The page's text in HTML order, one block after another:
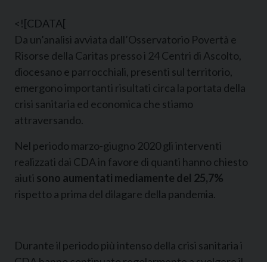
<![CDATA[
Da un’analisi avviata dall’Osservatorio Povertà e
Risorse della Caritas presso i 24 Centri di Ascolto,
diocesano e parrocchiali, presenti sul territorio,
emergono importanti risultati circa la portata della
crisi sanitaria ed economica che stiamo
attraversando.
Nel periodo marzo-giugno 2020 gli interventi
realizzati dai CDA in favore di quanti hanno chiesto
aiuti sono aumentati mediamente del 25,7%
rispetto a prima del dilagare della pandemia.
Durante il periodo più intenso della crisi sanitaria i